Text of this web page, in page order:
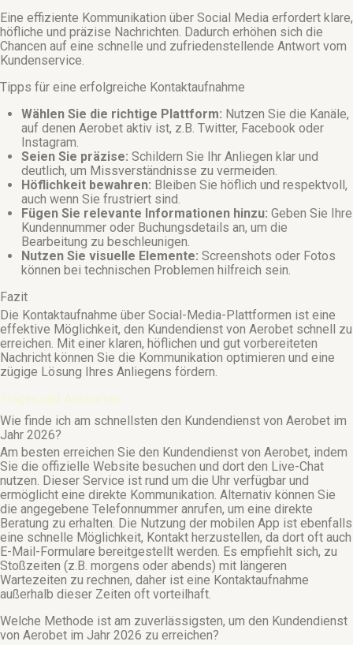
Eine effiziente Kommunikation über Social Media erfordert klare,
höfliche und präzise Nachrichten. Dadurch erhöhen sich die
Chancen auf eine schnelle und zufriedenstellende Antwort vom
Kundenservice.
Tipps für eine erfolgreiche Kontaktaufnahme
Wählen Sie die richtige Plattform: Nutzen Sie die Kanäle,
auf denen Aerobet aktiv ist, z.B. Twitter, Facebook oder
Instagram.
Seien Sie präzise: Schildern Sie Ihr Anliegen klar und
deutlich, um Missverständnisse zu vermeiden.
Höflichkeit bewahren: Bleiben Sie höflich und respektvoll,
auch wenn Sie frustriert sind.
Fügen Sie relevante Informationen hinzu: Geben Sie Ihre
Kundennummer oder Buchungsdetails an, um die
Bearbeitung zu beschleunigen.
Nutzen Sie visuelle Elemente: Screenshots oder Fotos
können bei technischen Problemen hilfreich sein.
Fazit
Die Kontaktaufnahme über Social-Media-Plattformen ist eine
effektive Möglichkeit, den Kundendienst von Aerobet schnell zu
erreichen. Mit einer klaren, höflichen und gut vorbereiteten
Nachricht können Sie die Kommunikation optimieren und eine
zügige Lösung Ihres Anliegens fördern.
Wie finde ich am schnellsten den Kundendienst von Aerobet im
Jahr 2026?
Am besten erreichen Sie den Kundendienst von Aerobet, indem
Sie die offizielle Website besuchen und dort den Live-Chat
nutzen. Dieser Service ist rund um die Uhr verfügbar und
ermöglicht eine direkte Kommunikation. Alternativ können Sie
die angegebene Telefonnummer anrufen, um eine direkte
Beratung zu erhalten. Die Nutzung der mobilen App ist ebenfalls
eine schnelle Möglichkeit, Kontakt herzustellen, da dort oft auch
E-Mail-Formulare bereitgestellt werden. Es empfiehlt sich, zu
Stoßzeiten (z.B. morgens oder abends) mit längeren
Wartezeiten zu rechnen, daher ist eine Kontaktaufnahme
außerhalb dieser Zeiten oft vorteilhaft.
Welche Methode ist am zuverlässigsten, um den Kundendienst
von Aerobet im Jahr 2026 zu erreichen?